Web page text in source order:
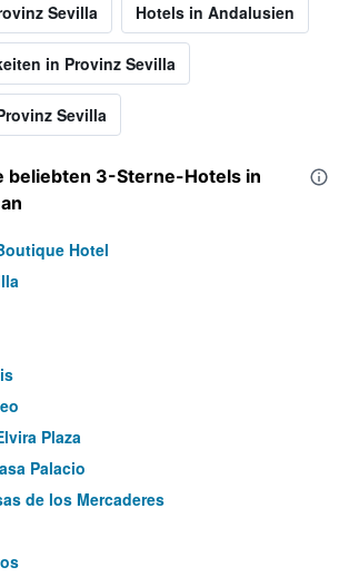
Sevilla Hotels in Andalusien
in Provinz Sevilla
Sevilla
beliebten 3-Sterne-Hotels in
Hotel
Plaza
Palacio
de los Mercaderes